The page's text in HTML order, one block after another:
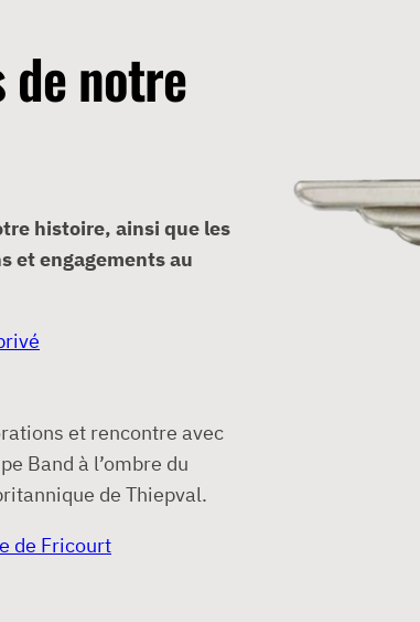
de notre
histoire, ainsi que les
et engagements au
et rencontre avec
Band à l’ombre du
de Thiepval.
de Fricourt